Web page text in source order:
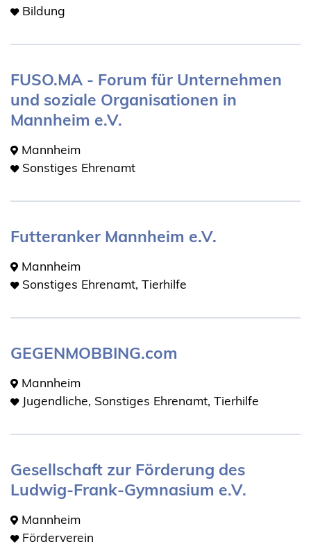
Bildung
FUSO.MA - Forum für Unternehmen
und soziale Organisationen in
Mannheim e.V.
Mannheim
Sonstiges Ehrenamt
Futteranker Mannheim e.V.
Mannheim
Sonstiges Ehrenamt, Tierhilfe
GEGENMOBBING.com
Mannheim
Jugendliche, Sonstiges Ehrenamt, Tierhilfe
Gesellschaft zur Förderung des
Ludwig-Frank-Gymnasium e.V.
Mannheim
Förderverein